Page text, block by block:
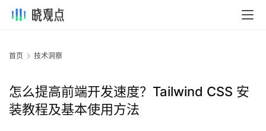
首页 技术洞察
怎么提高前端开发速度？Tailwind CSS 安
装教程及基本使用方法